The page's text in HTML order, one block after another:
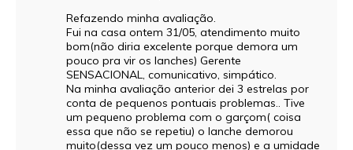
Refazendo minha avaliação.
Fui na casa ontem 31/05, atendimento muito
bom(não diria excelente porque demora um
pouco pra vir os lanches) Gerente
SENSACIONAL, comunicativo, simpático.
Na minha avaliação anterior dei 3 estrelas por
conta de pequenos pontuais problemas.. Tive
um pequeno problema com o garçom( coisa
essa que não se repetiu) o lanche demorou
muito(dessa vez um pouco menos) e a umidade